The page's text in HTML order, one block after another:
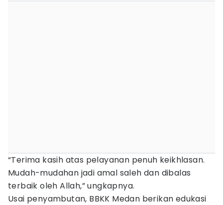
“Terima kasih atas pelayanan penuh keikhlasan.
Mudah-mudahan jadi amal saleh dan dibalas
terbaik oleh Allah,” ungkapnya.
Usai penyambutan, BBKK Medan berikan edukasi